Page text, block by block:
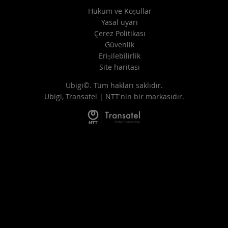
Hüküm ve Koşullar
Yasal uyarı
Çerez Politikası
Güvenlik
Erişilebilirlik
Site haritasi
Ubigi©. Tüm hakları saklıdır.
Ubigi, Transatel | NTT'nin bir markasıdır.